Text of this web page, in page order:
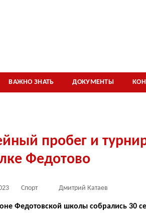
ВАЖНО ЗНАТЬ ДОКУМЕНТЫ
пробег и
Федотово
Спорт Дмитрий Катаев
Федотовской школы собрались 30